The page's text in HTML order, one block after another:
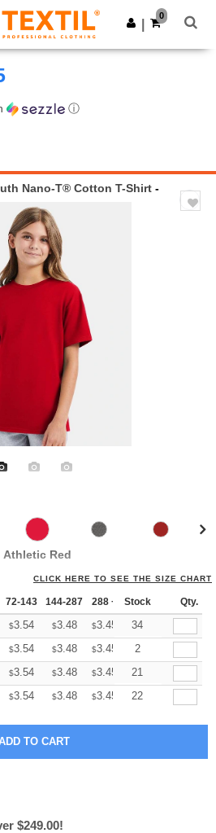
Get the app
0
ⓘ
Nano-T® Cotton T-Shirt -
Athletic Red
CLICK HERE TO SEE THE SIZE CHART
72-143 144-287 288 + More
Stock Qty.
$3.54 $3.48 $3.45 +
34
$3.54 $3.48 $3.45 +
2
$3.54 $3.48 $3.45 +
21
$3.54 $3.48 $3.45 +
22
$249.00!